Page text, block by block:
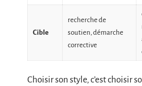
Cible
recherche de
soutien, démarche
corrective
Choisir son style, c’est choisir